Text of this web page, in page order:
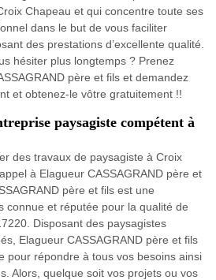
Chapeau et qui concentre toute ses
dans le but de vous faciliter
des prestations d’excellente qualité.
hésiter plus longtemps ? Prenez
père et fils et demandez
et obtenez-le vôtre gratuitement !!
paysagiste compétent à
des travaux de paysagiste à Croix
à Elagueur CASSAGRAND père et
père et fils est une
connue et réputée pour la qualité de
Disposant des paysagistes
Elagueur CASSAGRAND père et fils
pour répondre à tous vos besoins ainsi
Alors, quelque soit vos projets ou vos